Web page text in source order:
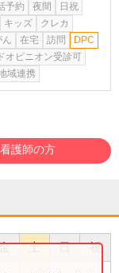
予約 夜間
日祝
キッズ
クレカ
ん 在宅 訪問
DPC
オピニオン受診可
域連携
看護師の方
土 日 祝